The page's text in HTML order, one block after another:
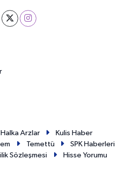
Halka Arzlar
Kulis Haber
Temettü
SPK Haberleri
Sözleşmesi Hisse Yorumu